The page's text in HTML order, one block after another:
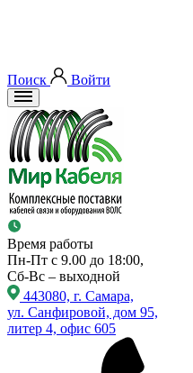
Поиск Войти
Время работы
Пн-Пт с 9.00 до 18:00,
Сб-Вс – выходной
443080, г. Самара,
ул. Санфировой, дом 95,
литер 4, офис 605